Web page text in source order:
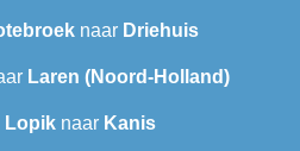
naar Driehuis
Laren (Noord-Holland)
Lopiknaar Kanis